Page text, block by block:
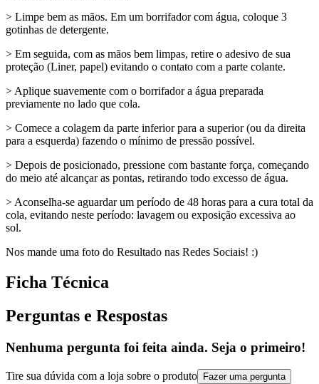
> Limpe bem as mãos. Em um borrifador com água, coloque 3
gotinhas de detergente.
> Em seguida, com as mãos bem limpas, retire o adesivo de sua
proteção (Liner, papel) evitando o contato com a parte colante.
> Aplique suavemente com o borrifador a água preparada
previamente no lado que cola.
> Comece a colagem da parte inferior para a superior (ou da direita
para a esquerda) fazendo o mínimo de pressão possível.
> Depois de posicionado, pressione com bastante força, começando
do meio até alcançar as pontas, retirando todo excesso de água.
> Aconselha-se aguardar um período de 48 horas para a cura total da
cola, evitando neste período: lavagem ou exposição excessiva ao
sol.
Nos mande uma foto do Resultado nas Redes Sociais! :)
Ficha Técnica
Perguntas e Respostas
Nenhuma pergunta foi feita ainda. Seja o primeiro!
Tire sua dúvida com a loja sobre o produto Fazer uma pergunta